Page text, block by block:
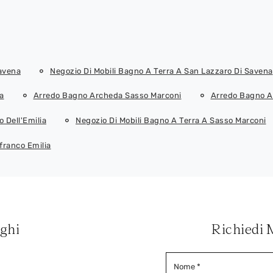
Negozio Di Mobili Bagno A Terra A San Lazzaro Di Savena
Arredo Bagno Archeda Sasso Marconi Arredo Bagno
Dell'Emilia Negozio Di Mobili Bagno A Terra A Sasso Marconi
Emilia
Richiedi